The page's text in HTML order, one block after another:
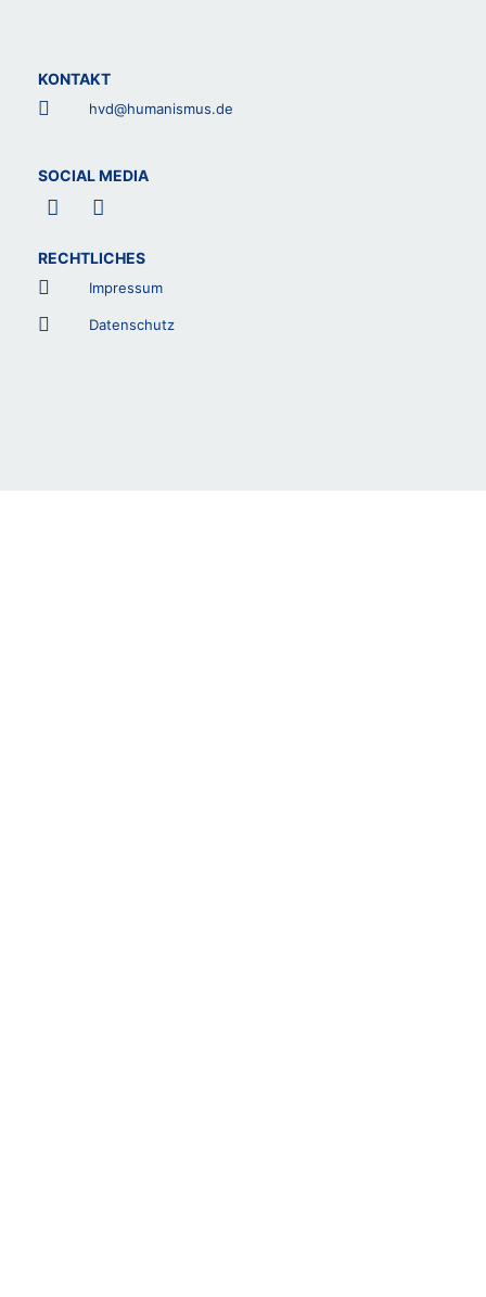
KONTAKT
hvd@humanismus.de
SOCIAL MEDIA
F
a
e
L
i
k
e
i
RECHTLICHES
Impressum
Datenschutz